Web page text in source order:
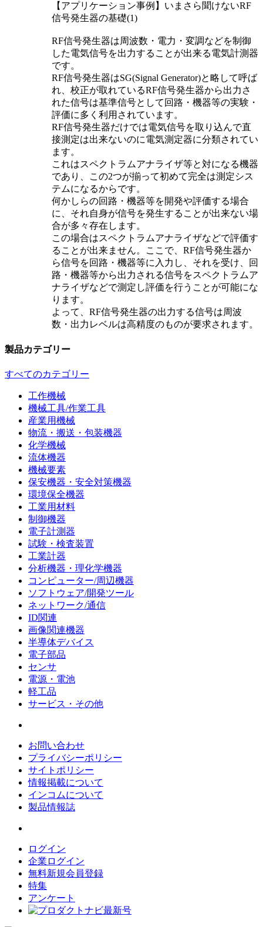
【アプリケーション事例】いまさら聞けないRF
信号発生器の基礎(1)
RF信号発生器は周波数・電力・変調などを制御
した電気信号を出力することが出来る電気計測器
です。
RF信号発生器はSG(Signal Generator)と略して呼ば
れ、校正が取れているRF信号発生器から出力さ
れた信号は基準信号として回路・機器等の実験・
評価に多く利用されています。
RF信号発生器だけでは電気信号を取り込んで直
接測定は出来ないのに電気測定器に分類されてい
ます。
これはスペクトラムアナライザ等と対になる機器
であり、この2つが揃って初めて完全は測定シス
テムになるからです。
何かしらの回路・機器等を開発や評価する場合
に、それ自身が信号を発生することが出来ない場
合が多々存在します。
この場合はスペクトラムアナライザなどで評価す
ることが出来ません。ここで、RF信号発生器か
ら信号を回路・機器等に入力し、それを受け、回
路・機器等から出力される信号をスペクトラムア
ナライザなどで測定し評価を行うことが可能にな
ります。
よって、RF信号発生器の出力する信号は周波
数・出力レベルは高精度のものが要求されます。
製品カテゴリー
すべてのカテゴリー
工作機械
機械工具/作業工具
産業用機械
物流・搬送・包装機器
化学機械
流体機器
機械要素
保安機器・安全対策機器
環境保全機器
工業用材料
制御機器
電子計測器
試験・検査装置
工業計器
分析機器・理化学機器
コンピューター/周辺機器
ソフトウェア/開発ツール
ネットワーク/通信
ID関連
画像関連機器
半導体デバイス
電子部品
センサ
電源・電池
軽工品
サービス・その他
お問い合わせ
プライバシーポリシー
サイトポリシー
情報掲載について
インコムについて
製品情報誌
ログイン
企業ログイン
無料新規会員登録
特集
アンケート